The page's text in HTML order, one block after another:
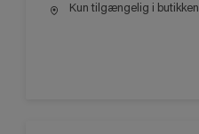
Kun tilgængelig i butikken